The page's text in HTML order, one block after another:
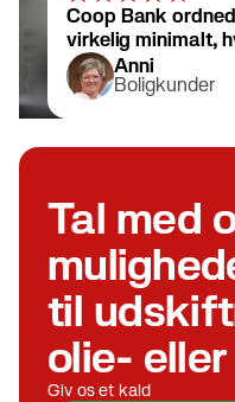
Coop Bank
virkelig minimalt,
Anni
Boligkunder
Tal med
til
olie-
Giv os et kald